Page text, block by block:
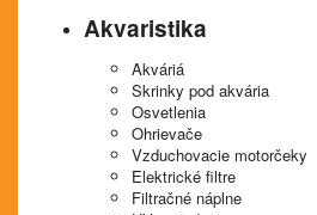
Akvaristika
Akváriá
Skrinky pod akvária
Osvetlenia
Ohrievače
Vzduchovacie motorčeky
Elektrické filtre
Filtračné náplne